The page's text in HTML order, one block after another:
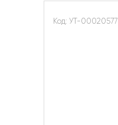
Код: УТ-00020577